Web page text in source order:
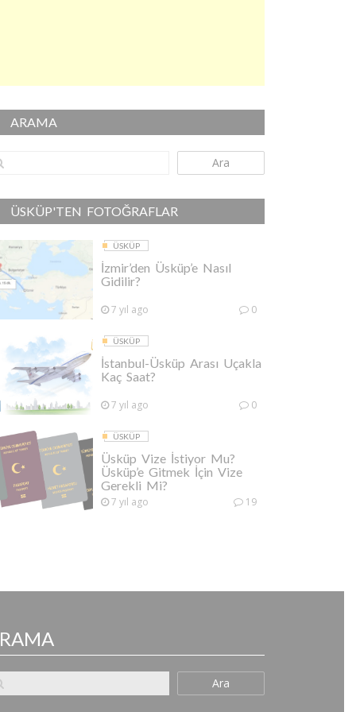
ARAMA
Ara
ÜSKÜP'TEN FOTOĞRAFLAR
ÜSKÜP
İzmir’den Üsküp’e Nasıl
Gidilir?
7 yıl ago 0
ÜSKÜP
İstanbul-Üsküp Arası Uçakla
Kaç Saat?
7 yıl ago 0
ÜSKÜP
Üsküp Vize İstiyor Mu?
Üsküp’e Gitmek İçin Vize
Gerekli Mi?
7 yıl ago 19
Ara